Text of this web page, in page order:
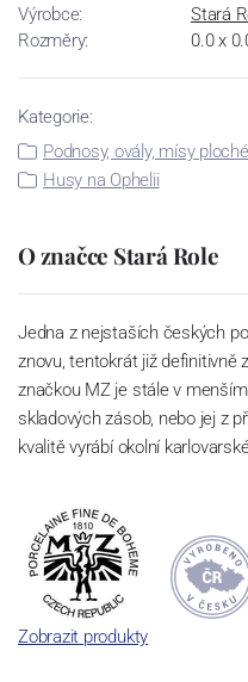
Výrobce:
Stará
Rozměry:
0.0 x
Kategorie:
Podnosy, ovály, mísy
Husy na Ophelii
O značce Stará Role
Jedna z nejstaších českých
znovu, tentokrát již definitivně
značkou MZ je stále v
skladových zásob, nebo jej z
kvalitě vyrábí okolní
Zobrazit produkty